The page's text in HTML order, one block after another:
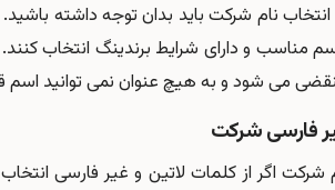
نام شرکت باید بدان توجه داشته باشید.
مناسب و دارای شرایط برندینگ انتخاب
می شود و به هیچ عنوان نمی توانید اسم
فارسی شرکت
اگر از کلمات لاتین و غیر فارسی